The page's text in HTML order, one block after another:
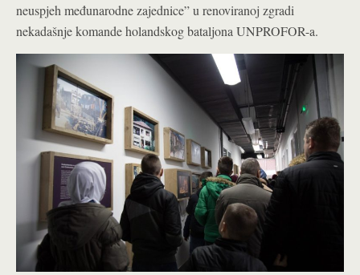
neuspjeh međunarodne zajednice” u renoviranoj zgradi
nekadašnje komande holandskog bataljona UNPROFOR-a.